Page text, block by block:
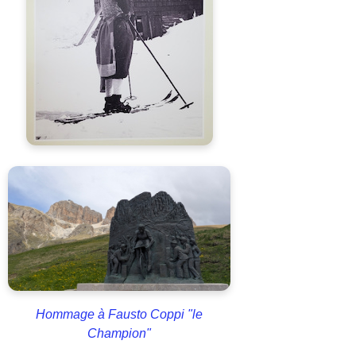
Hommage à Fausto Coppi "le
Champion"